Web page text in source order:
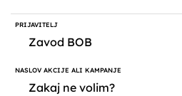
Zavod BOB
Zakaj ne volim?